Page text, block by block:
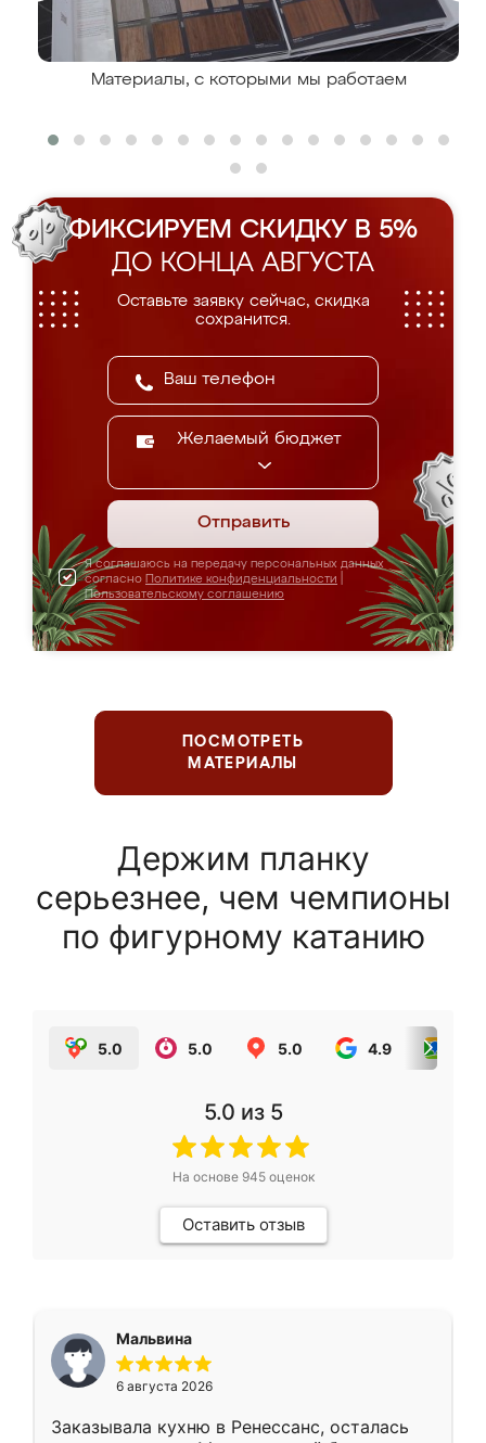
Материалы, с которыми мы работаем
ФИКСИРУЕМ СКИДКУ В 5%
ДО КОНЦА АВГУСТА
Оставьте заявку сейчас, скидка
сохранится.
Желаемый бюджет
Отправить
Я соглашаюсь на передачу персональных данных
согласно Политике конфиденциальности
Пользовательскому соглашению
ПОСМОТРЕТЬ
МАТЕРИАЛЫ
Держим планку
серьезнее, чем чемпионы
по фигурному катанию
5.0 5.0 5.0 4.9
5.0 из 5
На основе 945оценок
Оставить отзыв
Мальвина
6 августа 2026
Заказывала кухню в Ренессанс, осталась